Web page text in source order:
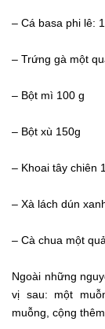
– Cá basa phi lê:
– Trứng gà một
– Bột mì 100 g
– Bột xù 150g
– Khoai tây chiên
– Xà lách dún
– Cà chua một quả.
Ngoài những
vị sau: một
muỗng, cộng